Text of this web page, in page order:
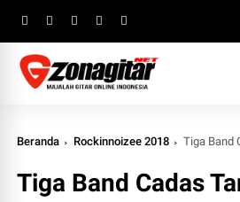
Beranda Rockinnoizee 2018 Tiga Band Cadas
Tiga Band Cadas